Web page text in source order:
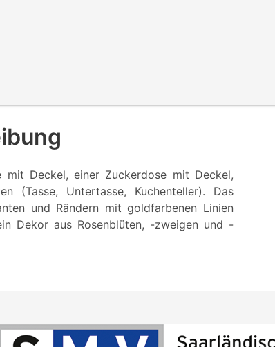
mit Deckel, einer Zuckerdose mit Deckel,
(Tasse, Untertasse, Kuchenteller). Das
und Rändern mit goldfarbenen Linien
Dekor aus Rosenblüten, -zweigen und -